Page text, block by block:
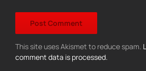
This site uses Akismet to reduce spam.
comment data is processed.